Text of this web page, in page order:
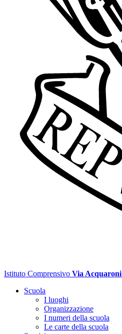
Istituto Comprensivo Via Acquaroni
Scuola
I luoghi
Organizzazione
I numeri della scuola
Le carte della scuola